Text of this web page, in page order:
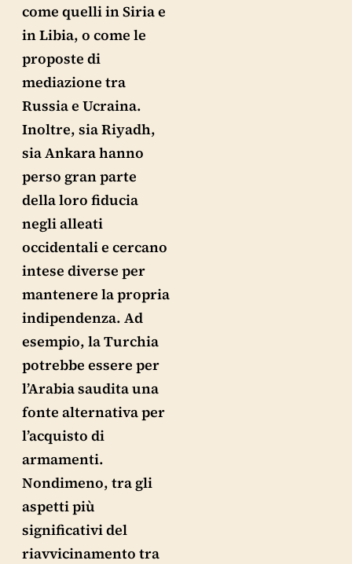
come quelli in Siria e
in Libia, o come le
proposte di
mediazione tra
Russia e Ucraina.
Inoltre, sia Riyadh,
sia Ankara hanno
perso gran parte
della loro fiducia
negli alleati
occidentali e cercano
intese diverse per
mantenere la propria
indipendenza. Ad
esempio, la Turchia
potrebbe essere per
l’Arabia saudita una
fonte alternativa per
l’acquisto di
armamenti.
Nondimeno, tra gli
aspetti più
significativi del
riavvicinamento tra